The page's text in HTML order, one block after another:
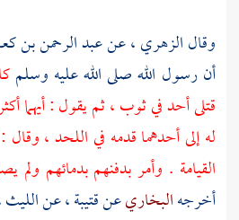
وقالالزهري ،عنعبد الرحمن بن
أن رسول الله صلى الله عليه وسلم
قتلىأحدفي ثوب ، ثم يقول : أيهما
له إلى أحدهما قدمه في اللحد ،
القيامة . وأمر بدفنهم بدمائهم ولم
أخرجهالبخاريعنقتيبة ،عن